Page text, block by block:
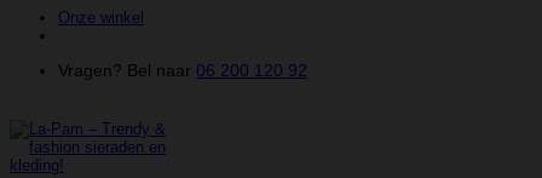
inhoud
Onze winkel
Vragen? Bel naar 06 200 120 92